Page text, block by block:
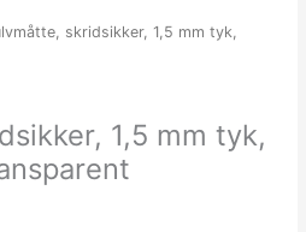
skridsikker, 1,5 mm tyk,
1,5 mm tyk,